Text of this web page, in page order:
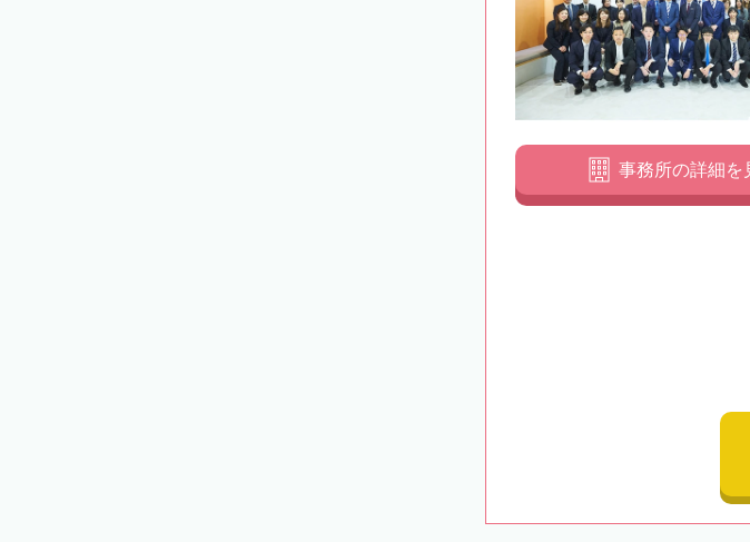
事務所の詳細を